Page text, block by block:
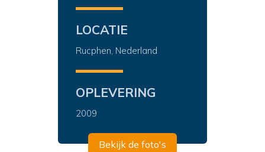
LOCATIE
Rucphen, Nederland
OPLEVERING
2009
Bekijk de foto's